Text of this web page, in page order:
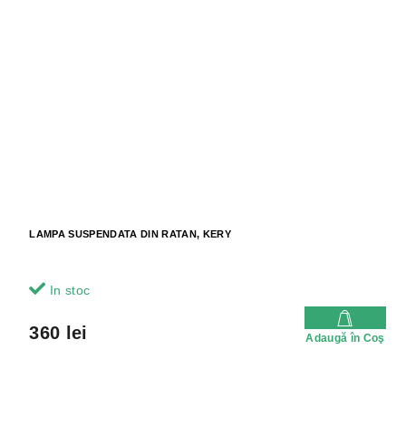
LAMPA SUSPENDATA DIN RATAN, KERY
In stoc
360 lei Adaugă în Coş